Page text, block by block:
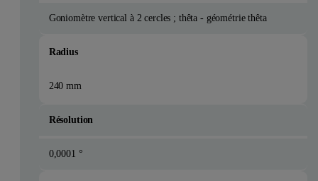
Goniomètre vertical à 2 cercles ; thêta - géométrie thêta
Radius
240 mm
Résolution
0,0001 °